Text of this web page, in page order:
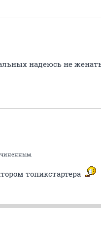
надеюсь не
топикстартера